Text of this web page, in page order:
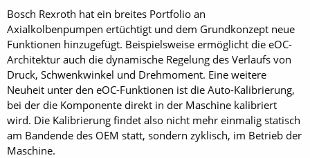
Bosch Rexroth hat ein breites Portfolio an
Axialkolbenpumpen ertüchtigt und dem Grundkonzept neue
Funktionen hinzugefügt. Beispielsweise ermöglicht die eOC-
Architektur auch die dynamische Regelung des Verlaufs von
Druck, Schwenkwinkel und Drehmoment. Eine weitere
Neuheit unter den eOC-Funktionen ist die Auto-Kalibrierung,
bei der die Komponente direkt in der Maschine kalibriert
wird. Die Kalibrierung findet also nicht mehr einmalig statisch
am Bandende des OEM statt, sondern zyklisch, im Betrieb der
Maschine.